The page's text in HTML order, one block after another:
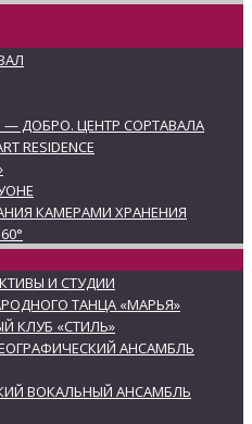
ДОБРО. ЦЕНТР СОРТАВАЛА
RESIDENCE
КАМЕРАМИ ХРАНЕНИЯ
И СТУДИИ
ТАНЦА «МАРЬЯ»
КЛУБ «СТИЛЬ»
АНСАМБЛЬ
ВОКАЛЬНЫЙ АНСАМБЛЬ